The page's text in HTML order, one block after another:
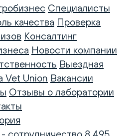
Специалисты
качества Проверка
Консалтинг
Новости компании
Выездная
Vet Union Вакансии
Отзывы о лаборатории